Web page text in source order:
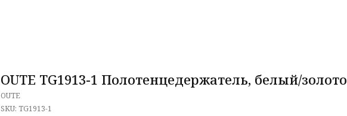
OUTE TG1913-1 Полотенцедержатель, белый/золото
OUTE
SKU: TG1913-1